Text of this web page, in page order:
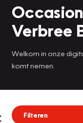
Verbree
Welkom in onze
komt nemen.
Filteren